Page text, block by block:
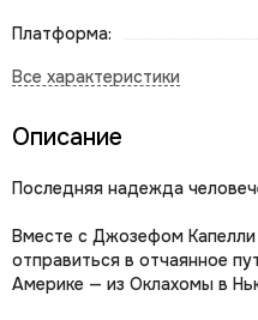
Платформа:
Описание
Последняя надежда
Вместе с Джозефом
отправиться в отчаянное
Америке — из Оклахомы в